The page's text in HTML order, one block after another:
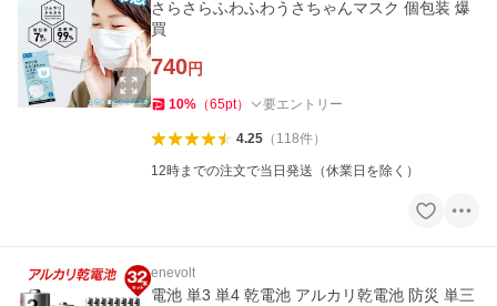
さらさらふわふわうさちゃんマスク 個包装 爆
買
740円
10% （65pt） 要エントリー
4.25（ 118件）
12時までの注文で当日発送（休業日を除く）
enevolt
電池 単3 単4 乾電池 アルカリ乾電池 防災 単三